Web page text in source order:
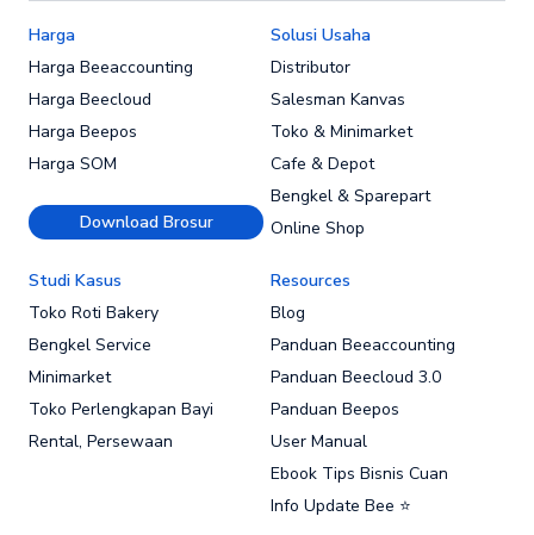
Harga
Harga Beeaccounting
Harga Beecloud
Harga Beepos
Harga SOM
Download Brosur
Solusi Usaha
Distributor
Salesman Kanvas
Toko & Minimarket
Cafe & Depot
Bengkel & Sparepart
Online Shop
Studi Kasus
Toko Roti Bakery
Bengkel Service
Minimarket
Toko Perlengkapan Bayi
Rental, Persewaan
Resources
Blog
Panduan Beeaccounting
Panduan Beecloud 3.0
Panduan Beepos
User Manual
Ebook Tips Bisnis Cuan
Info Update Bee ⭐